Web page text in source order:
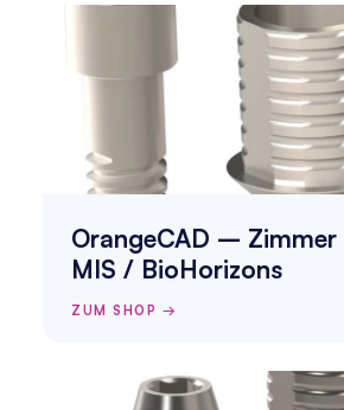
OrangeCAD –
MIS / BioHorizons
ZUM SHOP →